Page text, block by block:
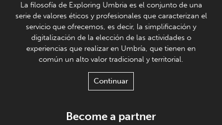
La filosofía de Exploring Umbria es el conjunto de una
serie de valores éticos y profesionales que caracterizan el
servicio que ofrecemos, es decir, la simplificación y
digitalización de la elección de las actividades o
experiencias que realizar en Umbría, que tienen en
común un alto valor tradicional y territorial.
Continuar
Become a partner